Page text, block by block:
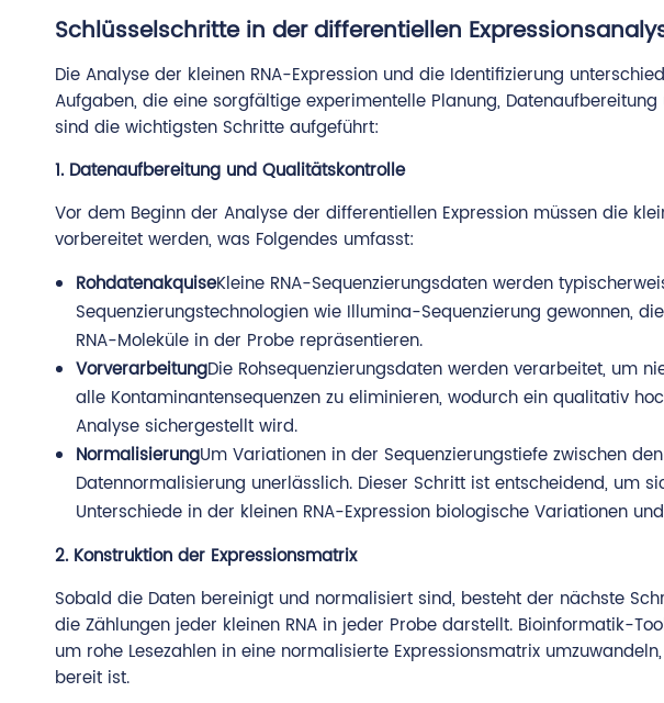
Schlüsselschritte in der differentiellen
Die Analyse der kleinen RNA-Expression und die Identifizierung
Aufgaben, die eine sorgfältige experimentelle Planung,
sind die wichtigsten Schritte aufgeführt:
1. Datenaufbereitung und Qualitätskontrolle
Vor dem Beginn der Analyse der differentiellen Expression müssen die
vorbereitet werden, was Folgendes umfasst:
RohdatenakquiseKleine RNA-Sequenzierungsdaten werden
Sequenzierungstechnologien wie Illumina-Sequenzierung gewonnen,
RNA-Moleküle in der Probe repräsentieren.
VorverarbeitungDie Rohsequenzierungsdaten werden verarbeitet, um
alle Kontaminantensequenzen zu eliminieren, wodurch ein qualitativ
Analyse sichergestellt wird.
NormalisierungUm Variationen in der Sequenzierungstiefe zwischen
Datennormalisierung unerlässlich. Dieser Schritt ist entscheidend, um
Unterschiede in der kleinen RNA-Expression biologische Variationen
2. Konstruktion der Expressionsmatrix
Sobald die Daten bereinigt und normalisiert sind, besteht der nächste
die Zählungen jeder kleinen RNA in jeder Probe darstellt. Bioinformatik-
um rohe Lesezahlen in eine normalisierte Expressionsmatrix
bereit ist.